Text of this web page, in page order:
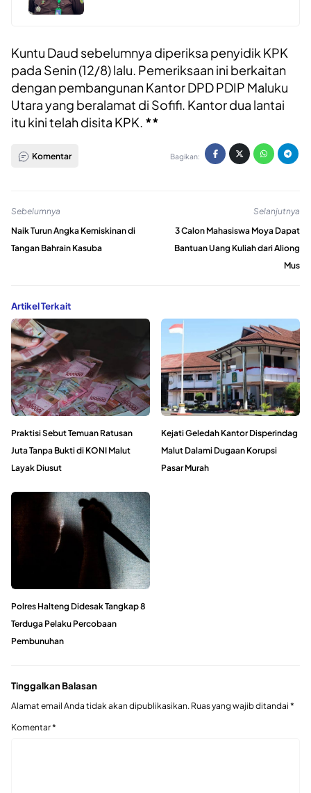
Kuntu Daud sebelumnya diperiksa penyidik KPK
pada Senin (12/8) lalu. Pemeriksaan ini berkaitan
dengan pembangunan Kantor DPD PDIP Maluku
Utara yang beralamat di Sofifi. Kantor dua lantai
itu kini telah disita KPK. **
Komentar Bagikan:
Sebelumnya
Naik Turun Angka Kemiskinan di
Tangan Bahrain Kasuba
Selanjutnya
3 Calon Mahasiswa Moya Dapat
Bantuan Uang Kuliah dari Aliong
Mus
Artikel Terkait
Praktisi Sebut Temuan Ratusan
Juta Tanpa Bukti di KONI Malut
Layak Diusut
Kejati Geledah Kantor Disperindag
Malut Dalami Dugaan Korupsi
Pasar Murah
Polres Halteng Didesak Tangkap 8
Terduga Pelaku Percobaan
Pembunuhan
Tinggalkan Balasan
Alamat email Anda tidak akan dipublikasikan. Ruas yang wajib ditandai *
Komentar*